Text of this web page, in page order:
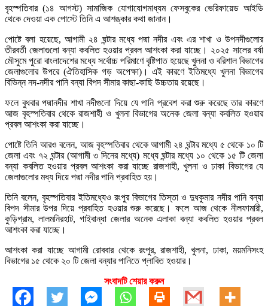
বৃহস্পতিবার (১৪ আগস্ট) সামাজিক যোগাযোগমাধ্যম ফেসবুকের ভেরিফায়েড আইডি
থেকে দেওয়া এক পোস্টে তিনি এ আশঙ্কার কথা জানান।
পোষ্টে বলা হয়েছে, আগামী ২৪ ঘন্টার মধ্যে পদ্মা নদীর এবং এর শাখা ও উপনদীগুলোর
তীরবর্তী জেলাগুলো বন্যা কবলিত হওয়ার প্রবল আশংকা করা যাচ্ছে। ২০২৫ সালের বর্ষা
মৌসুমে পুরো বাংলাদেশের মধ্যে সর্বোচ্চ পরিমাণে বৃষ্টিপাত হয়েছে খুলনা ও বরিশাল বিভাগের
জেলাগুলোর উপরে (ঐতিহাসিক গড় অপেক্ষা)। এই কারণে ইতিমধ্যে খুলনা বিভাগের
বিভিন্ন নদ-নদীর পানি বন্যা বিপদ সীমার কাছা-কাছি উচ্চতায় রয়েছে।
ফলে বুধবার পদ্মানদীর শাখা নদীগুলো দিয়ে যে পানি প্রবেশ করা শুরু করেছে তার কারণে
আজ বৃহস্পতিবার থেকে রাজশাহী ও খুলনা বিভাগের অনেক জেলা বন্যা কবলিত হওয়ার
প্রবল আশংকা করা যাচ্ছে।
পোষ্টে তিনি আরও বলেন, আজ বৃহস্পতিবার থেকে আগামী ২৪ ঘন্টার মধ্যে ৫ থেকে ১০ টি
জেলা এবং ৭২ ঘন্টার (আগামী ৩ দিনের মধ্যে) মধ্যে ঘন্টার মধ্যে ১০ থেকে ১৫ টি জেলা
বন্যা কবলিত হওয়ার প্রবল আশংকা করা যাচ্ছে রাজশাহী, খুলনা ও ঢাকা বিভাগের যে
জেলাগুলোর মধ্য দিয়ে পদ্মা নদীর পানি প্রবাহিত হয়।
তিনি বলেন, বৃহস্পতিবার ইতিমধ্যেও রংপুর বিভাগের তিস্তা ও দুধকুমার নদীর পানি বন্যা
বিপদ সীমার উপর দিয়ে প্রবাহিত হওয়ার শুরু করেছে। ফলে আজ থেকে নীলফামারী,
কুড়িগ্রাম, লালমনিরহাট, গাইবান্ধা জেলার অনেক এলাকা বন্যা কবলিত হওয়ার প্রবল
আশংকা করা যাচ্ছে।
আশংকা করা যাচ্ছে আগামী রোববার থেকে রংপুর, রাজশাহী, খুলনা, ঢাকা, ময়মনিসংহ
বিভাগের ১৫ থেকে ২০ টি জেলা বন্যার পানিতে প্লাবিত হওয়ার।
সংবাদটি শেয়ার করুন